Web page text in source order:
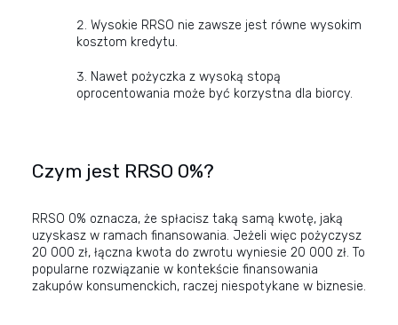
Wysokie RRSO nie zawsze jest równe wysokim
kosztom kredytu.
Nawet pożyczka z wysoką stopą
oprocentowania może być korzystna dla biorcy.
Czym jest RRSO 0%?
RRSO 0% oznacza, że spłacisz taką samą kwotę, jaką
uzyskasz w ramach finansowania. Jeżeli więc pożyczysz
20 000 zł, łączna kwota do zwrotu wyniesie 20 000 zł. To
popularne rozwiązanie w kontekście finansowania
zakupów konsumenckich, raczej niespotykane w biznesie.